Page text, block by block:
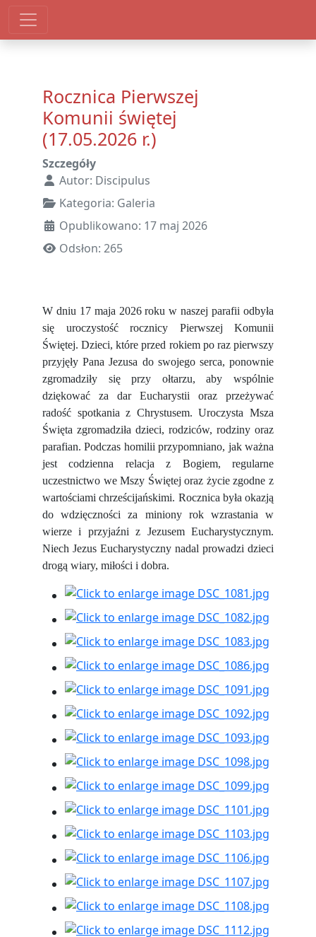
Rocznica Pierwszej
Komunii świętej
(17.05.2026 r.)
Szczegóły
Autor: Discipulus
Kategoria: Galeria
Opublikowano: 17 maj 2026
Odsłon: 265
W dniu 17 maja 2026 roku w naszej parafii odbyła
się uroczystość rocznicy Pierwszej Komunii
Świętej. Dzieci, które przed rokiem po raz pierwszy
przyjęły Pana Jezusa do swojego serca, ponownie
zgromadziły się przy ołtarzu, aby wspólnie
dziękować za dar Eucharystii oraz przeżywać
radość spotkania z Chrystusem. Uroczysta Msza
Święta zgromadziła dzieci, rodziców, rodziny oraz
parafian. Podczas homilii przypomniano, jak ważna
jest codzienna relacja z Bogiem, regularne
uczestnictwo we Mszy Świętej oraz życie zgodne z
wartościami chrześcijańskimi. Rocznica była okazją
do wdzięczności za miniony rok wzrastania w
wierze i przyjaźni z Jezusem Eucharystycznym.
Niech Jezus Eucharystyczny nadal prowadzi dzieci
drogą wiary, miłości i dobra.